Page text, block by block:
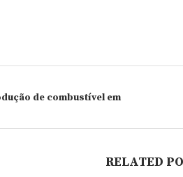
de combustível em
RELATED